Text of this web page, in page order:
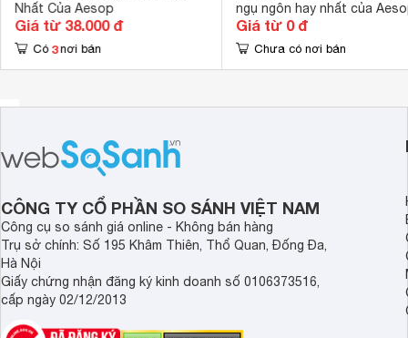
Nhất Của Aesop
Giá từ 38.000 đ
Có 3 nơi bán
ngụ ngôn hay nhất của
Aesop
Giá từ 0 đ
Chưa có nơi bán
CÔNG TY CỔ PHẦN SO SÁNH VIỆT NAM
Công cụ so sánh giá online - Không bán hàng
Trụ sở chính: Số 195 Khâm Thiên, Thổ Quan, Đống Đa,
Hà Nội
Giấy chứng nhận đăng ký kinh doanh số 0106373516,
cấp ngày 02/12/2013